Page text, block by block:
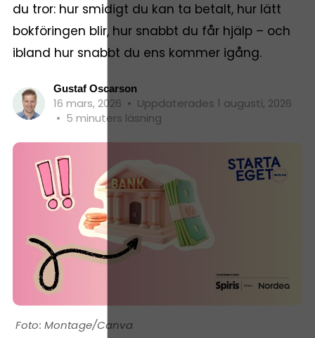
du tror: hur smidigt du kan ta betalt, hur lätt
bokföringen blir, hur snabbt du får hjälp – och
ibland hur snabbt du ens kommer igång.
Gustaf Oscarson
16 mars, 2026 • Uppdaterades 1 augusti, 2026
• 5 minuters läsning
Montage/Canva